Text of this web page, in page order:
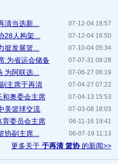
07-12-04 18:57
当选新...
07-12-04 16:50
人构架...
07-10-04 05:34
发展篮...
07-07-31 08:28
:为省运会储备
07-06-27 06:19
阿联选...
07-04-27 07:22
主席于再清
07-04-13 15:53
和奥委会主席
07-03-08 18:03
美篮球交流
06-11-16 19:41
育委员会主席
06-07-19 11:13
副主席...
更多关于 于再清 篮协的新闻>>